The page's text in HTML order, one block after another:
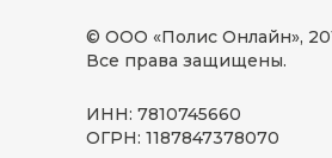
© ООО «Полис Онлайн»,
Все права защищены.
ИНН: 7810745660
ОГРН: 1187847378070